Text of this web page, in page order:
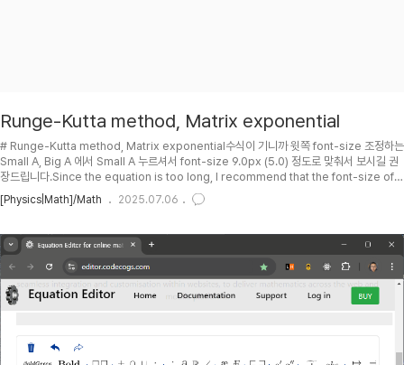
Runge-Kutta method, Matrix exponential
# Runge-Kutta method, Matrix exponential수식이 기니까 윗쪽 font-size 조정하는
Small A, Big A 에서 Small A 누르셔서 font-size 9.0px (5.0) 정도로 맞춰서 보시길 권
장드립니다.Since the equation is too long, I recommend that the font-size of
docuK is to be set to be 9.0px (5.0) by clicking Small A among Small A, Big A
on the top side of this document.## PH2023-05-22 : First posting.##
[Physics|Math]/Math 2025.07.06